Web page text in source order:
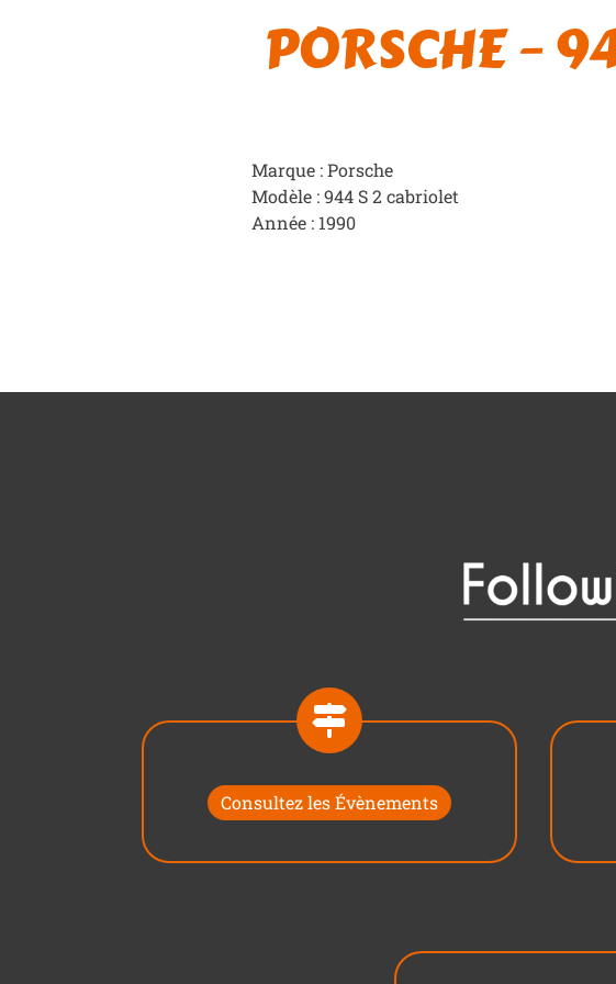
PORSCHE –
Marque : Porsche
Modèle : 944 S 2 cabriolet
Année : 1990
Consultez les Évènements